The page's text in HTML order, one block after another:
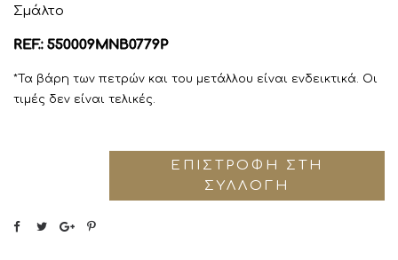
Σμάλτο
REF.: 550009MNB0779P
*Τα βάρη των πετρών και του μετάλλου είναι ενδεικτικά. Οι
τιμές δεν είναι τελικές.
ΕΠΙΣΤΡΟΦΉ ΣΤΗ
ΣΥΛΛΟΓΉ